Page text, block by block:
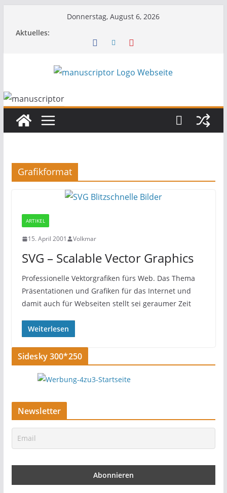
Donnerstag, August 6, 2026
Aktuelles:
Grafikformat
ARTIKEL
15. April 2001 Volkmar
SVG – Scalable Vector Graphics
Professionelle Vektorgrafiken fürs Web. Das Thema
Präsentationen und Grafiken für das Internet und
damit auch für Webseiten stellt sei geraumer Zeit
Weiterlesen
Sidesky 300*250
Newsletter